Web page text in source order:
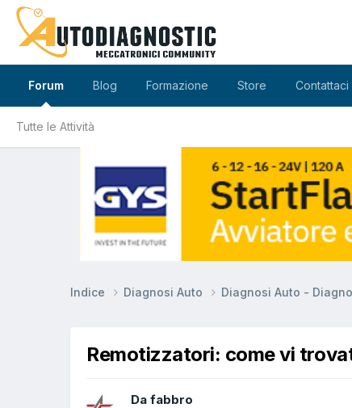
Forum
Tutte le Attività
Blog Formazione Store Contattaci
Indice Diagnosi Auto Diagnosi Auto -
Remotizzatori: come vi
Da fabbro